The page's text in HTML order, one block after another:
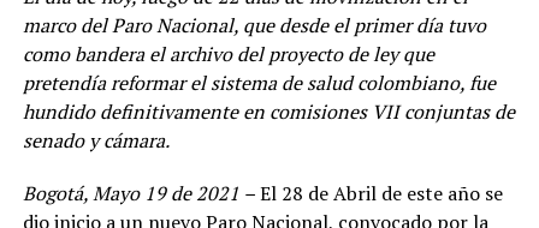
marco del Paro Nacional, que desde el primer día tuvo
como bandera el archivo del proyecto de ley que
pretendía reformar el sistema de salud colombiano, fue
hundido definitivamente en comisiones VII conjuntas de
senado y cámara.
Bogotá, Mayo 19 de 2021 –El 28 de Abril de este año se
dio inicio a un nuevo Paro Nacional, convocado por la